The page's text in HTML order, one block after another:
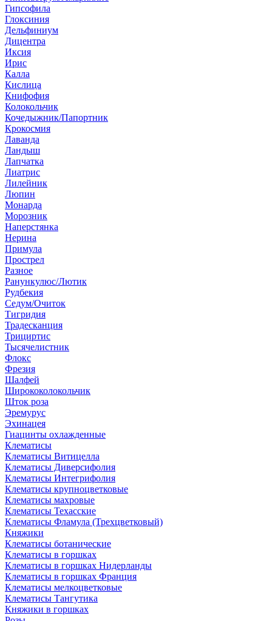
Гипсофила
Глоксиния
Дельфиниум
Дицентра
Иксия
Ирис
Калла
Кислица
Книфофия
Колокольчик
Кочедыжник/Папортник
Крокосмия
Лаванда
Ландыш
Лапчатка
Лиатрис
Лилейник
Люпин
Монарда
Морозник
Наперстянка
Нерина
Примула
Прострел
Разное
Ранункулюс/Лютик
Рудбекия
Седум/Очиток
Тигридия
Традесканция
Трициртис
Тысячелистник
Флокс
Фрезия
Шалфей
Ширококолокольчик
Шток роза
Эремурус
Эхинацея
Гиацинты охлажденные
Клематисы
Клематисы Витицелла
Клематисы Диверсифолия
Клематисы Интегрифолия
Клематисы крупноцветковые
Клематисы махровые
Клематисы Техасские
Клематисы Фламула (Трехцветковый)
Княжики
Клематисы ботанические
Клематисы в горшках
Клематисы в горшках Нидерланды
Клематисы в горшках Франция
Клематисы мелкоцветковые
Клематисы Тангутика
Княжики в горшках